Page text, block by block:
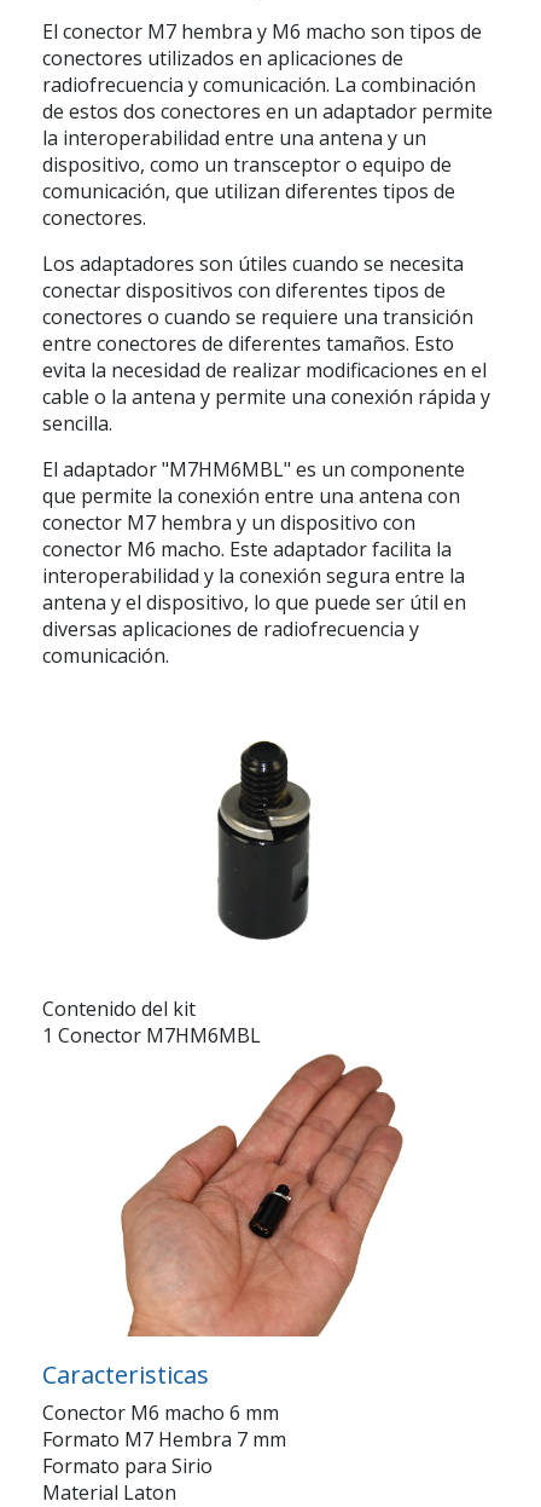
El conector M7 hembra y M6 macho son tipos de
conectores utilizados en aplicaciones de
radiofrecuencia y comunicación. La combinación
de estos dos conectores en un adaptador permite
la interoperabilidad entre una antena y un
dispositivo, como un transceptor o equipo de
comunicación, que utilizan diferentes tipos de
conectores.
Los adaptadores son útiles cuando se necesita
conectar dispositivos con diferentes tipos de
conectores o cuando se requiere una transición
entre conectores de diferentes tamaños. Esto
evita la necesidad de realizar modificaciones en el
cable o la antena y permite una conexión rápida y
sencilla.
El adaptador "M7HM6MBL" es un componente
que permite la conexión entre una antena con
conector M7 hembra y un dispositivo con
conector M6 macho. Este adaptador facilita la
interoperabilidad y la conexión segura entre la
antena y el dispositivo, lo que puede ser útil en
diversas aplicaciones de radiofrecuencia y
comunicación.
Contenido del kit
1 Conector M7HM6MBL
Caracteristicas
Conector M6 macho 6 mm
Formato M7 Hembra 7 mm
Formato para Sirio
Material Laton